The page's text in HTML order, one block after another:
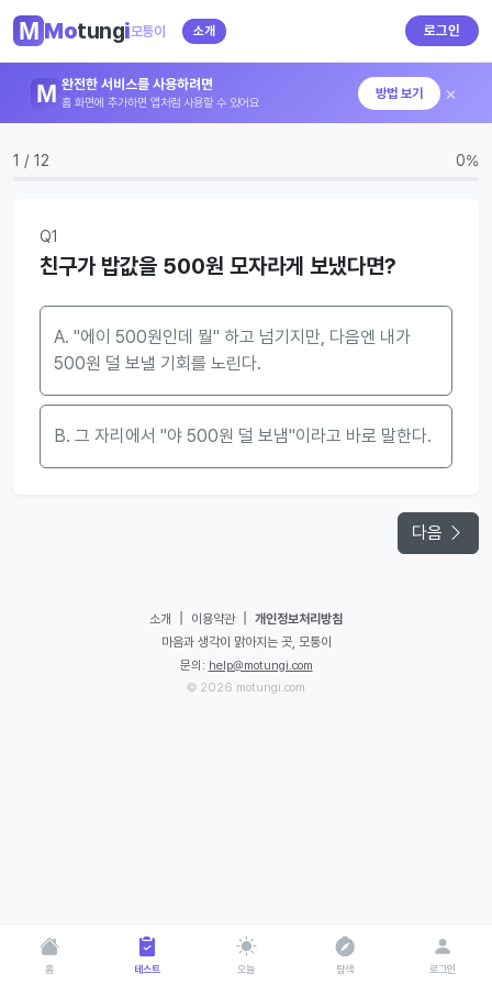
Motungi모퉁이 소개 로그인
완전한 서비스를 사용하려면
홈 화면에 추가하면 앱처럼 사용할 수 있어요
방법 보기 ×
1 / 12 0%
Q1
친구가 밥값을 500원 모자라게 보냈다면?
A. "에이 500원인데 뭘" 하고 넘기지만, 다음엔 내가
500원 덜 보낼 기회를 노린다.
B. 그 자리에서 "야 500원 덜 보냄"이라고 바로 말한다.
다음
소개 이용약관
개인정보처리방침
마음과 생각이 맑아지는 곳, 모퉁이
문의: help@motungi.com
© 2026 motungi.com
홈 테스트 오늘 탐색 로그인